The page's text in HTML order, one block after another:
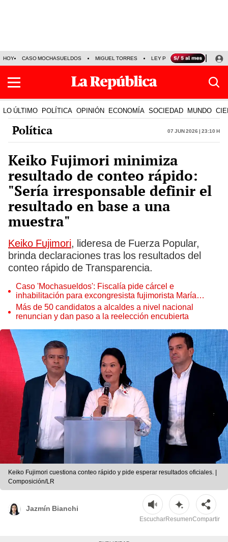
HOY CASO MOCHASUELDOS MIGUEL TORRES LEY PULPÍN PRECIO DEL
LO ÚLTIMO POLÍTICA OPINIÓN ECONOMÍA SOCIEDAD MUNDO
Política 07 Jun 2026 | 23:10 h
Keiko Fujimori minimiza
resultado de conteo rápido:
"Sería irresponsable definir el
resultado en base a una
muestra"
Keiko Fujimori, lideresa de Fuerza Popular,
brinda declaraciones tras los resultados del
conteo rápido de Transparencia.
Caso 'Mochasueldos': Fiscalía pide cárcel e
inhabilitación para excongresista fujimorista María
Cordero Jon Tay
Más de 50 candidatos a alcaldes a nivel nacional
renuncian y dan paso a la reelección encubierta
Keiko Fujimori cuestiona conteo rápido y pide esperar resultados oficiales. |
Composición/LR
Jazmín Bianchi
EscucharResumenCompartir